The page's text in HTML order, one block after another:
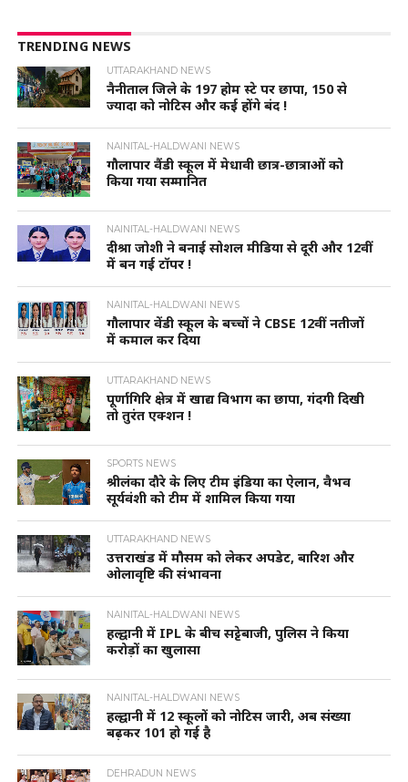
TRENDING NEWS
UTTARAKHAND NEWS
नैनीताल जिले के 197 होम स्टे पर छापा, 150 से
ज्यादा को नोटिस और कई होंगे बंद !
NAINITAL-HALDWANI NEWS
गौलापार वैंडी स्कूल में मेधावी छात्र-छात्राओं को
किया गया सम्मानित
NAINITAL-HALDWANI NEWS
दीश्रा जोशी ने बनाई सोशल मीडिया से दूरी और 12वीं
में बन गई टॉपर !
NAINITAL-HALDWANI NEWS
गौलापार वेंडी स्कूल के बच्चों ने CBSE 12वीं नतीजों
में कमाल कर दिया
UTTARAKHAND NEWS
पूर्णागिरि क्षेत्र में खाद्य विभाग का छापा, गंदगी दिखी
तो तुरंत एक्शन !
SPORTS NEWS
श्रीलंका दौरे के लिए टीम इंडिया का ऐलान, वैभव
सूर्यवंशी को टीम में शामिल किया गया
UTTARAKHAND NEWS
उत्तराखंड में मौसम को लेकर अपडेट, बारिश और
ओलावृष्टि की संभावना
NAINITAL-HALDWANI NEWS
हल्द्वानी में IPL के बीच सट्टेबाजी, पुलिस ने किया
करोड़ों का खुलासा
NAINITAL-HALDWANI NEWS
हल्द्वानी में 12 स्कूलों को नोटिस जारी, अब संख्या
बढ़कर 101 हो गई है
DEHRADUN NEWS